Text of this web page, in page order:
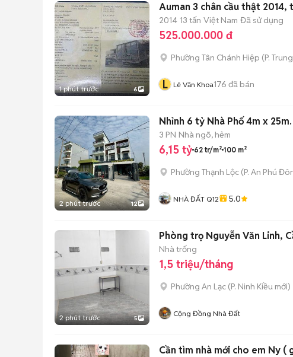
1 phút trước 6
Auman 3 chân cầu thật 2014,
2014 13 tấn Việt Nam Đã sử dụng
525.000.000 đ
Phường Tân Chánh Hiệp (P.
L Lê Văn Khoa176 đã bán
2 phút trước 12
Nhỉnh 6 tỷ Nhà Phố 4m x
3 PN Nhà ngõ, hẻm
6,15 tỷ 62 tr/m² 100 m²
Phường Thạnh Lộc (P. An Phú
NHÀ ĐẤT Q12 5.0
2 phút trước 5
Phòng trọ Nguyễn Văn Linh,
Nhà trống
1,5 triệu/tháng
Phường An Lạc (P. Ninh Kiều mới)
Cộng Đồng Nhà Đất
Cần tìm nhà mới cho em Ny (